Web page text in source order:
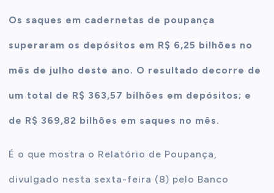
Os saques em cadernetas de poupança
superaram os depósitos em R$ 6,25 bilhões no
mês de julho deste ano. O resultado decorre de
um total de R$ 363,57 bilhões em depósitos; e
de R$ 369,82 bilhões em saques no mês.
É o que mostra o Relatório de Poupança,
divulgado nesta sexta-feira (8) pelo Banco